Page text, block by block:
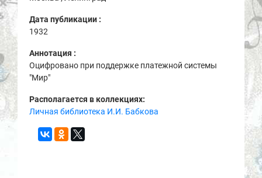
Дата публикации :
1932
Аннотация :
Оцифровано при поддержке платежной системы
"Мир"
Располагается в коллекциях:
Личная библиотека И.И. Бабкова